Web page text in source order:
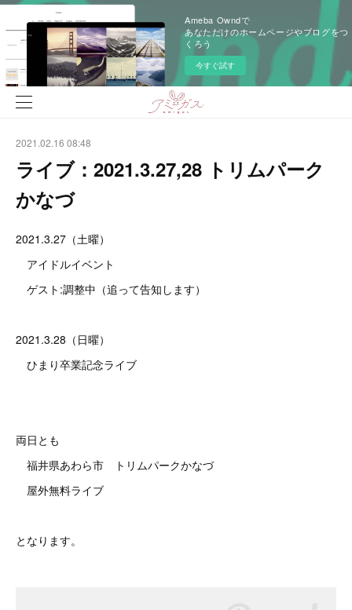
Ameba Owndで
あなただけのホームページやブログをつ
くろう
今すぐ試す
2021.02.16 08:48
ライブ：2021.3.27,28 トリムパーク
かなづ
2021.3.27（土曜）
アイドルイベント
ゲスト:調整中（追って告知します）
2021.3.28（日曜）
ひまり卒業記念ライブ
両日とも
福井県あわら市 トリムパークかなづ
屋外無料ライブ
となります。